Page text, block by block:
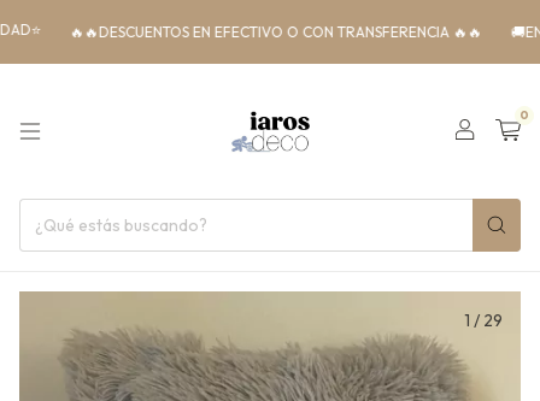
🔥🔥DESCUENTOS EN EFECTIVO O CON TRANSFERENCIA 🔥🔥 🚚ENVIOS
0
1 / 29